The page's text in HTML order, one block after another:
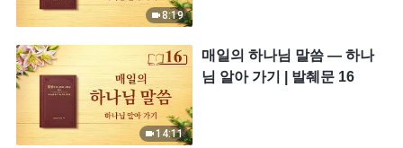
8:19
14:11
매일의 하나님 말씀 ― 하나
님 알아 가기 | 발췌문 16